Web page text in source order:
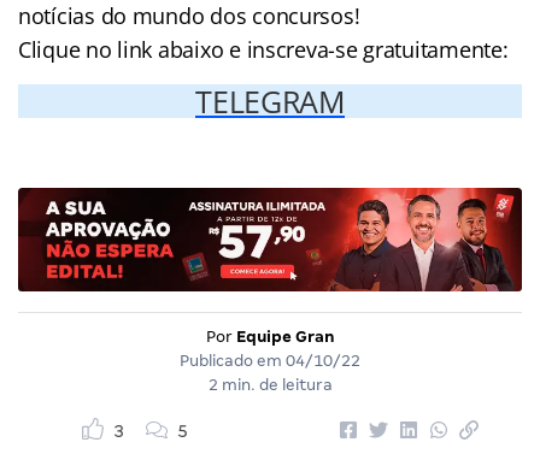
notícias do mundo dos concursos!
Clique no link abaixo e inscreva-se gratuitamente:
TELEGRAM
Por Equipe Gran
Publicado em 04/10/22
2 min. de leitura
3 5